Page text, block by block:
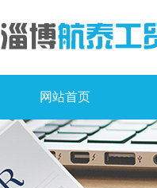
网站首页